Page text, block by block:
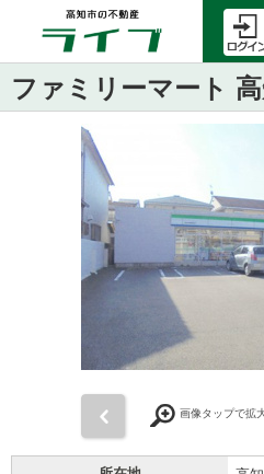
ファミリーマート
画像タップで拡